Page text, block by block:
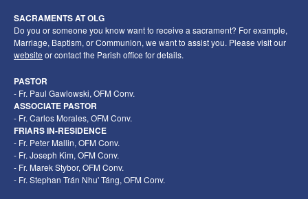
SACRAMENTS AT OLG
Do you or someone you know want to receive a sacrament? For example,
Marriage, Baptism, or Communion, we want to assist you. Please visit our
website or contact the Parish office for details.
PASTOR
- Fr. Paul Gawlowski, OFM Conv.
ASSOCIATE PASTOR
- Fr. Carlos Morales, OFM Conv.
FRIARS IN-RESIDENCE
- Fr. Peter Mallin, OFM Conv.
- Fr. Joseph Kim, OFM Conv.
- Fr. Marek Stybor, OFM Conv.
- Fr. Stephan Trán Nhu' Táng, OFMConv.